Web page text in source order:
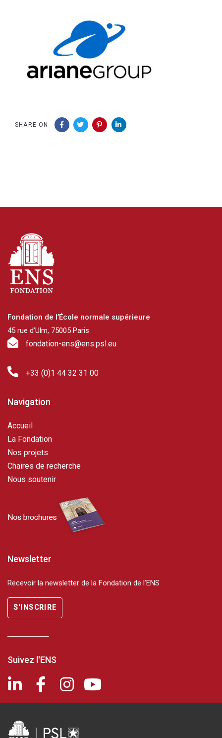
SHARE ON
Fondation de l’École normale supérieure
45 rue d’Ulm, 75005 Paris
fondation-ens@ens.psl.eu
+33 (0)1 44 32 31 00
Navigation
Accueil
La Fondation
Nos projets
Chaires de recherche
Nous soutenir
Newsletter
Recevoir la newsletter de la Fondation de l’ENS
S'INSCRIRE
Suivez l'ENS